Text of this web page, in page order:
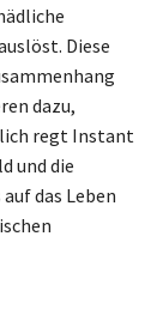
Diese
dazu,
regt Instant
und die
das Leben